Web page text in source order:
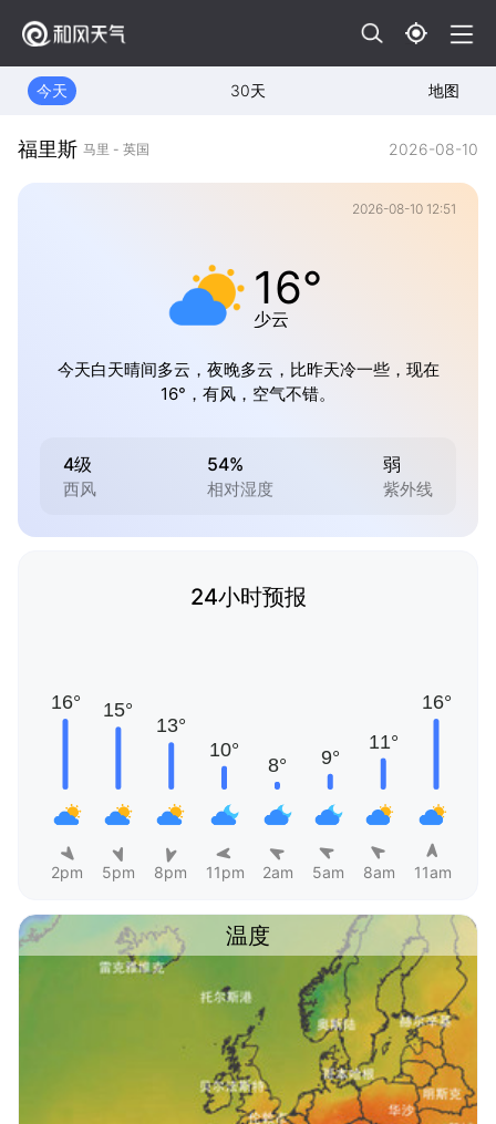
今天 30天 地图
福里斯 马里 - 英国 2026-08-10
2026-08-10 12:51
16°
少云
今天白天晴间多云，夜晚多云，比昨天冷一些，现在
16°，有风，空气不错。
4级
西风
54%
相对湿度
弱
紫外线
24小时预报
2pm 5pm 8pm 11pm 2am 5am 8am 11am
温度